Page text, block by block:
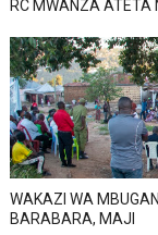
RC MWANZA ATETA
WAKAZI WA
BARABARA, MAJI